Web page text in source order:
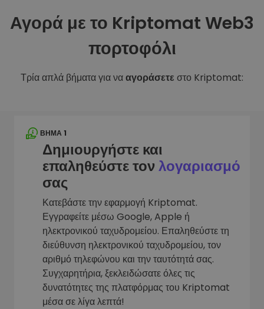
Αγορά με το Kriptomat Web3
πορτοφόλι
Τρία απλά βήματα για νααγοράσετε στο Kriptomat:
ΒΉΜΑ 1
Δημιουργήστε και
επαληθεύστε τονλογαριασμό
σας
Κατεβάστε την εφαρμογή Kriptomat.
Εγγραφείτε μέσω Google, Apple ή
ηλεκτρονικού ταχυδρομείου. Επαληθεύστε τη
διεύθυνση ηλεκτρονικού ταχυδρομείου, τον
αριθμό τηλεφώνου και την ταυτότητά σας.
Συγχαρητήρια, ξεκλειδώσατε όλες τις
δυνατότητες της πλατφόρμας του Kriptomat
μέσα σε λίγα λεπτά!